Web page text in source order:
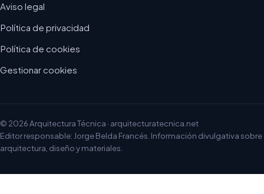
Aviso legal
Política de privacidad
Política de cookies
Gestionar cookies
© 2026 Arquitectura Técnica · arquitecturatecnica.net
Editor responsable: Jorge Belda Francés. Información divulgativa sobre
arquitectura, diseño y materiales.